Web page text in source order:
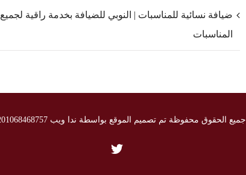
ضيافة نسائية للمناسبات | النوبي للضيافة بخدمة راقية لجميع
المناسبات
جميع الحقوق محفوظة تم تصميم الموقع بواسطة ندا ويب 00201068468757